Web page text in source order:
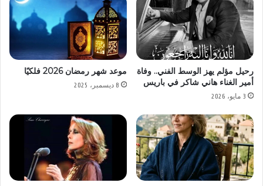
رحيل مؤلم يهز الوسط الفني.. وفاة
أمير الغناء هاني شاكر في باريس
3 مايو، 2026
موعد شهر رمضان 2026 فلكيًا
8 ديسمبر، 2025